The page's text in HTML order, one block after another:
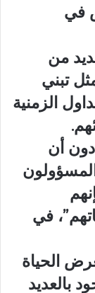
في
من
تبني
الزمنية
أن
في
الحياة
بالعديد